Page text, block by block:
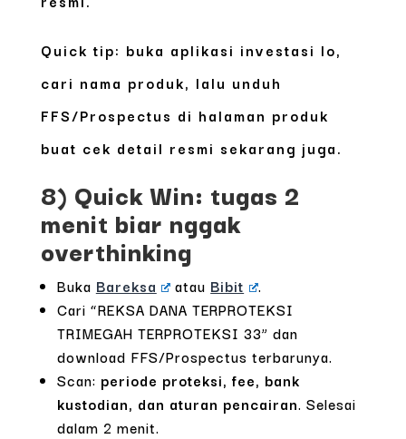
Quick tip: buka aplikasi investasi lo,
cari nama produk, lalu unduh
FFS/Prospectus di halaman produk
buat cek detail resmi sekarang juga.
8) Quick Win: tugas 2
menit biar nggak
overthinking
Buka Bareksa atau Bibit
.
Cari “REKSA DANA TERPROTEKSI
TRIMEGAH TERPROTEKSI 33” dan
download FFS/Prospectus terbarunya.
Scan: periode proteksi, fee, bank
kustodian, dan aturan pencairan. Selesai
dalam 2 menit.